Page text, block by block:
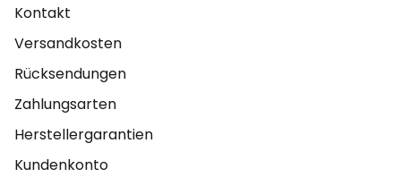
Kontakt
Versandkosten
Rücksendungen
Zahlungsarten
Herstellergarantien
Kundenkonto